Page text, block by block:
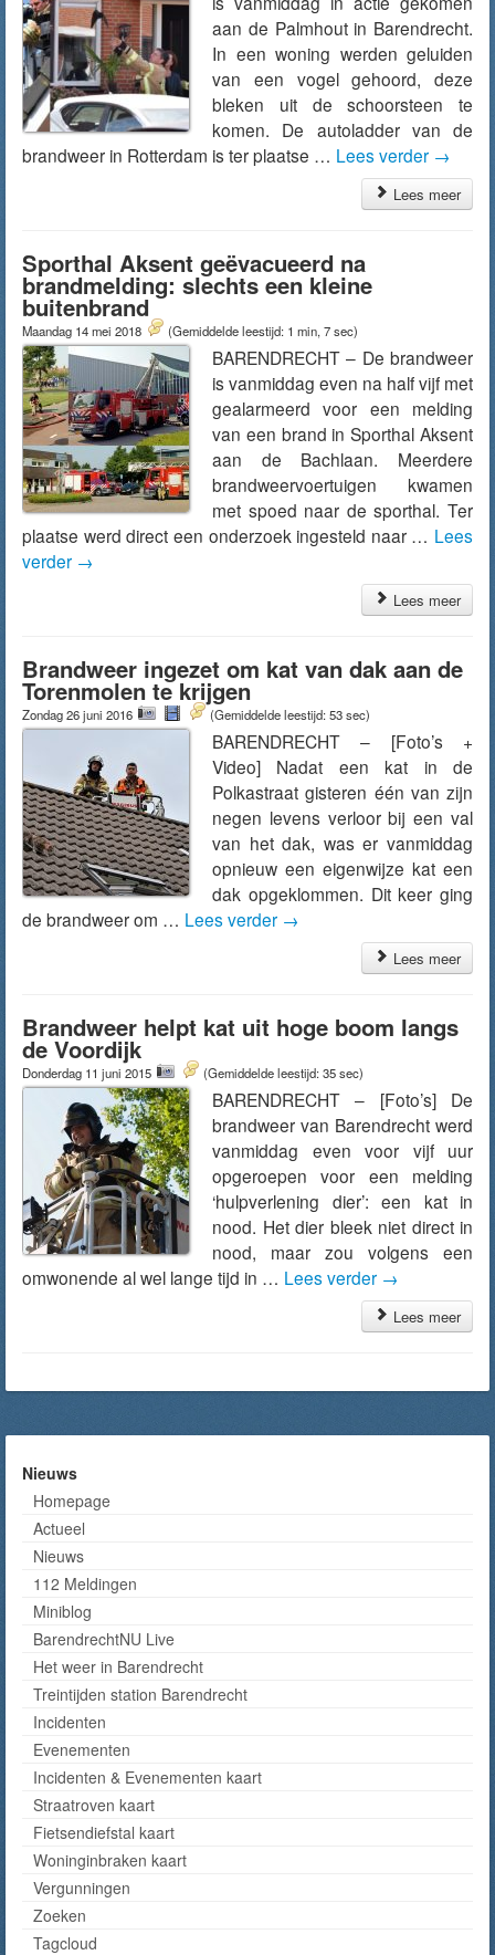
aan de Palmhout in Barendrecht.
In een woning werden geluiden
van een vogel gehoord, deze
bleken uit de schoorsteen te
komen. De autoladder van de
brandweer in Rotterdam is ter plaatse … Lees verder →
Lees meer
Sporthal Aksent geëvacueerd na
brandmelding: slechts een kleine
buitenbrand
Maandag 14 mei 2018 (Gemiddelde leestijd: 1 min, 7 sec)
BARENDRECHT – De brandweer
is vanmiddag even na half vijf met
gealarmeerd voor een melding
van een brand in Sporthal Aksent
aan de Bachlaan. Meerdere
brandweervoertuigen kwamen
met spoed naar de sporthal. Ter
plaatse werd direct een onderzoek ingesteld naar … Lees
verder →
Lees meer
Brandweer ingezet om kat van dak aan de
Torenmolen te krijgen
Zondag 26 juni 2016 (Gemiddelde leestijd: 53 sec)
BARENDRECHT – [Foto’s +
Video] Nadat een kat in de
Polkastraat gisteren één van zijn
negen levens verloor bij een val
van het dak, was er vanmiddag
opnieuw een eigenwijze kat een
dak opgeklommen. Dit keer ging
de brandweer om … Lees verder →
Lees meer
Brandweer helpt kat uit hoge boom langs
de Voordijk
Donderdag 11 juni 2015 (Gemiddelde leestijd: 35 sec)
BARENDRECHT – [Foto’s] De
brandweer van Barendrecht werd
vanmiddag even voor vijf uur
opgeroepen voor een melding
‘hulpverlening dier’: een kat in
nood. Het dier bleek niet direct in
nood, maar zou volgens een
omwonende al wel lange tijd in … Lees verder →
Lees meer
Nieuws
Homepage
Actueel
Nieuws
112 Meldingen
Miniblog
BarendrechtNU Live
Het weer in Barendrecht
Treintijden station Barendrecht
Incidenten
Evenementen
Incidenten & Evenementen kaart
Straatroven kaart
Fietsendiefstal kaart
Woninginbraken kaart
Vergunningen
Zoeken
Tagcloud